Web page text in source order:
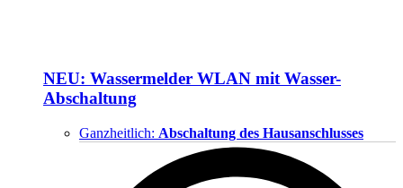
NEU: Wassermelder WLAN mit Wasser-
Abschaltung
Ganzheitlich: Abschaltung des Hausanschlusses